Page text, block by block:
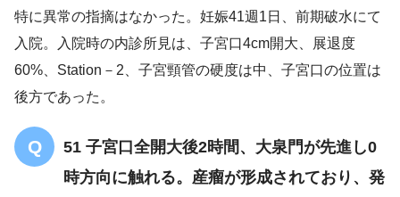
特に異常の指摘はなかった。妊娠41週1日、前期破水にて
入院。入院時の内診所見は、子宮口4cm開大、展退度
60%、Station－2、子宮頸管の硬度は中、子宮口の位置は
後方であった。
51 子宮口全開大後2時間、大泉門が先進し0
時方向に触れる。産瘤が形成されており、発